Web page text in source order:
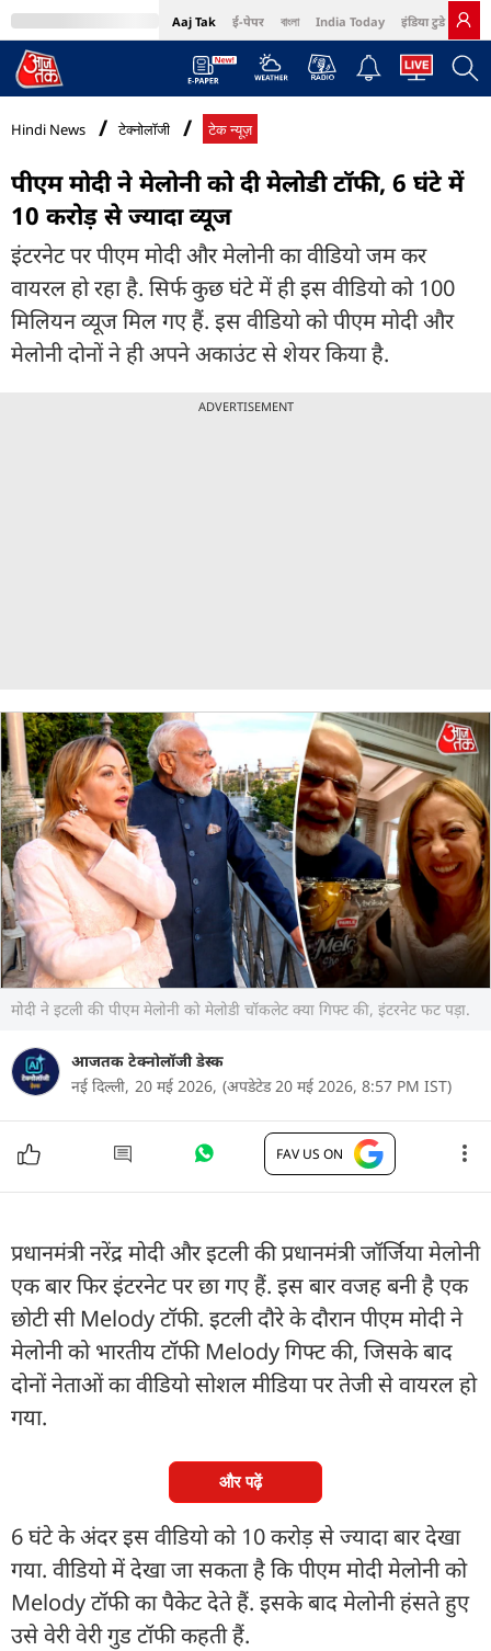
Aaj Tak ई-पेपर বাংলা India Today इंडिया टुडे हिंदी
MumbaiTak Cosmopolitan Harper's Bazaar Northeast
Hindi News टेक्नोलॉजी टेक न्यूज़
पीएम मोदी ने मेलोनी को दी मेलोडी टॉफी, 6 घंटे में
10 करोड़ से ज्यादा व्यूज
इंटरनेट पर पीएम मोदी और मेलोनी का वीडियो जम कर
वायरल हो रहा है. सिर्फ कुछ घंटे में ही इस वीडियो को 100
मिलियन व्यूज मिल गए हैं. इस वीडियो को पीएम मोदी और
मेलोनी दोनों ने ही अपने अकाउंट से शेयर किया है.
ADVERTISEMENT
मोदी ने इटली की पीएम मेलोनी को मेलोडी चॉकलेट क्या गिफ्ट की, इंटरनेट फट पड़ा.
आजतक टेक्नोलॉजी डेस्क
नई दिल्ली, 20 मई 2026, (अपडेटेड 20 मई 2026, 8:57 PM IST)
FAV US ON
प्रधानमंत्री नरेंद्र मोदी और इटली की प्रधानमंत्री जॉर्जिया मेलोनी
एक बार फिर इंटरनेट पर छा गए हैं. इस बार वजह बनी है एक
छोटी सी Melody टॉफी. इटली दौरे के दौरान पीएम मोदी ने
मेलोनी को भारतीय टॉफी Melody गिफ्ट की, जिसके बाद
दोनों नेताओं का वीडियो सोशल मीडिया पर तेजी से वायरल हो
गया.
और पढ़ें
6 घंटे के अंदर इस वीडियो को 10 करोड़ से ज्यादा बार देखा
गया. वीडियो में देखा जा सकता है कि पीएम मोदी मेलोनी को
Melody टॉफी का पैकेट देते हैं. इसके बाद मेलोनी हंसते हुए
उसे वेरी वेरी गुड टॉफी कहती हैं.